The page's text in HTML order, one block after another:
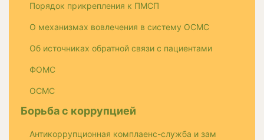
Порядок прикрепления к ПМСП
О механизмах вовлечения в систему ОСМС
Об источниках обратной связи с пациентами
ФОМС
ОСМС
Борьба с коррупцией
Антикоррупционная комплаенс-служба и зам